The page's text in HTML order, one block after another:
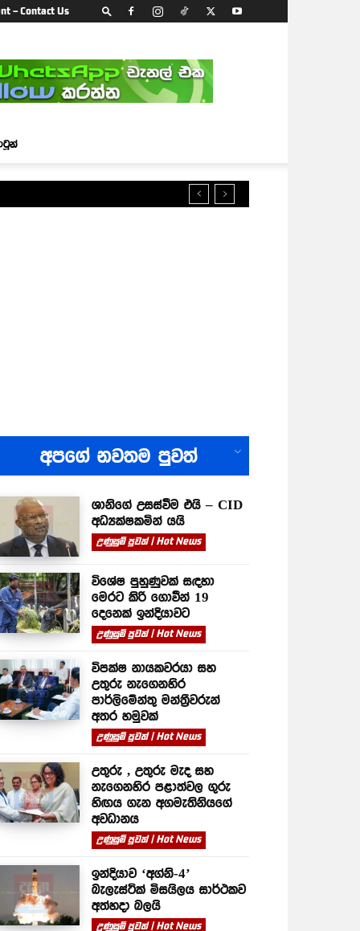
– Contact Us
අපගේ නවතම පුවත්
ශානිගේ උසස්වීම එයි – CID
අධ්‍යක්ෂකමින් යයි
උණුසුම් පුවත් | Hot News
විශේෂ පුහුණුවක් සඳහා
මෙරට කිරි ගොවීන් 19
දෙනෙක් ඉන්දියාවට
උණුසුම් පුවත් | Hot News
විපක්ෂ නායකවරයා සහ
උතුරු නැගෙනහිර
පාර්ලිමේන්තු මන්ත්‍රීවරුන්
අතර හමුවක්
උණුසුම් පුවත් | Hot News
උතුරු , උතුරු මැද සහ
නැගෙනහිර පළාත්වල ගුරු
හිඟය ගැන අගමැතිනියගේ
අවධානය
උණුසුම් පුවත් | Hot News
ඉන්දියාව ‘අග්නි-4’
බැලැස්ටික් මිසයිලය සාර්ථකව
අත්හදා බලයි
උණුසුම් පුවත් | Hot News